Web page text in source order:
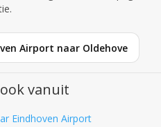
Airport naar Oldehove
vanuit
Eindhoven Airport